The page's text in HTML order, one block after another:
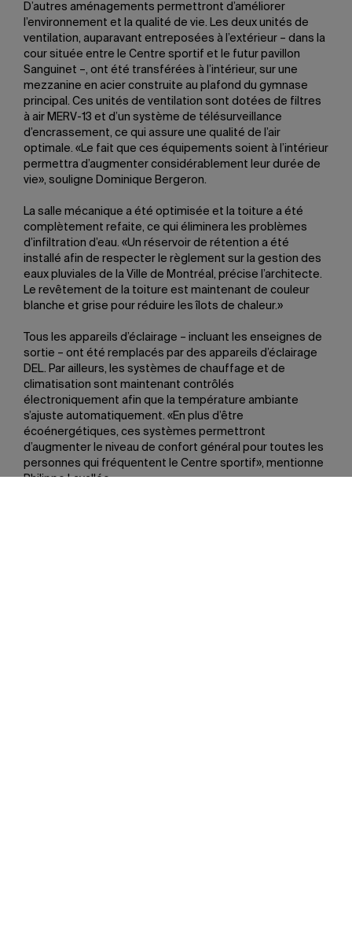
D’autres aménagements permettront d’améliorer
l’environnement et la qualité de vie. Les deux unités de
ventilation, auparavant entreposées à l’extérieur – dans la
cour située entre le Centre sportif et le futur pavillon
Sanguinet –, ont été transférées à l’intérieur, sur une
mezzanine en acier construite au plafond du gymnase
principal. Ces unités de ventilation sont dotées de filtres
à air MERV-13 et d’un système de télésurveillance
d’encrassement, ce qui assure une qualité de l’air
optimale. «Le fait que ces équipements soient à l’intérieur
permettra d’augmenter considérablement leur durée de
vie», souligne Dominique Bergeron.
La salle mécanique a été optimisée et la toiture a été
complètement refaite, ce qui éliminera les problèmes
d’infiltration d’eau. «Un réservoir de rétention a été
installé afin de respecter le règlement sur la gestion des
eaux pluviales de la Ville de Montréal, précise l’architecte.
Le revêtement de la toiture est maintenant de couleur
blanche et grise pour réduire les îlots de chaleur.»
Tous les appareils d’éclairage – incluant les enseignes de
sortie – ont été remplacés par des appareils d’éclairage
DEL. Par ailleurs, les systèmes de chauffage et de
climatisation sont maintenant contrôlés
électroniquement afin que la température ambiante
s’ajuste automatiquement. «En plus d’être
écoénergétiques, ces systèmes permettront
d’augmenter le niveau de confort général pour toutes les
personnes qui fréquentent le Centre sportif», mentionne
Philippe Lavallée.